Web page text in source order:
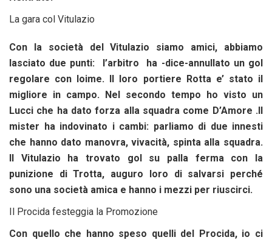
La gara col Vitulazio
Con la società del Vitulazio siamo amici, abbiamo
lasciato due punti: l’arbitro ha -dice-annullato un gol
regolare con Ioime. Il loro portiere Rotta e’ stato il
migliore in campo. Nel secondo tempo ho visto un
Lucci che ha dato forza alla squadra come D’Amore .Il
mister ha indovinato i cambi: parliamo di due innesti
che hanno dato manovra, vivacità, spinta alla squadra.
Il Vitulazio ha trovato gol su palla ferma con la
punizione di Trotta, auguro loro di salvarsi perché
sono una società amica e hanno i mezzi per riuscirci.
Il Procida festeggia la Promozione
Con quello che hanno speso quelli del Procida, io ci